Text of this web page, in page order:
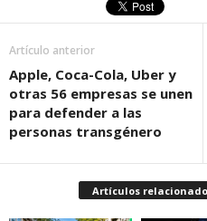
Artículo anterior
Apple, Coca-Cola, Uber y
otras 56 empresas se unen
para defender a las
personas transgénero
Artículos